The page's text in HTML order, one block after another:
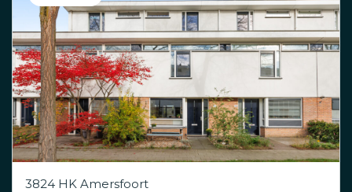
3824 HK Amersfoort